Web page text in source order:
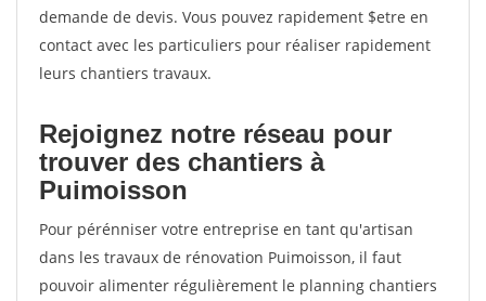
demande de devis. Vous pouvez rapidement $etre en
contact avec les particuliers pour réaliser rapidement
leurs chantiers travaux.
Rejoignez notre réseau pour
trouver des chantiers à
Puimoisson
Pour pérénniser votre entreprise en tant qu'artisan
dans les travaux de rénovation Puimoisson, il faut
pouvoir alimenter régulièrement le planning chantiers